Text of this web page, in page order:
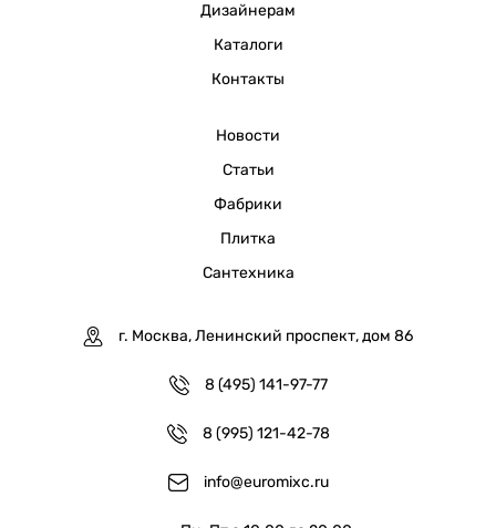
Дизайнерам
Каталоги
Контакты
Новости
Статьи
Фабрики
Плитка
Сантехника
г. Москва, Ленинский проспект, дом 86
8 (495) 141-97-77
8 (995) 121-42-78
info@euromixc.ru